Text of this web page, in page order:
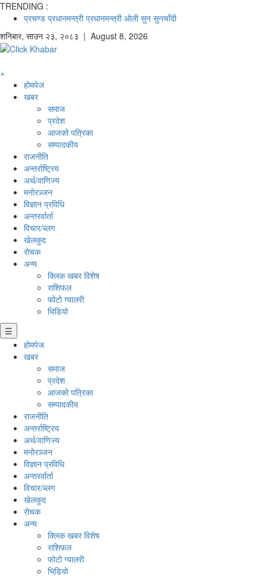
TRENDING :
प्रचण्ड प्रधानमन्त्री प्रधानमन्त्री ओली सुन सुनचाँदी
शनिबार, साउन २३, २०८३ | August 8, 2026
×
होमपेज
खबर
समाज
प्रदेश
आजको पत्रिका
सम्पादकीय
राजनीति
अन्तर्राष्ट्रिय
अर्थ/वाणिज्य
मनाेरञ्जन
विज्ञान प्रविधि
अन्तरर्वार्ता
विचार/ब्लग
खेलकुद
रोचक
अन्य
क्लिक खबर विशेष
राशिफल
फोटो ग्यालरी
भिडियो
☰
होमपेज
खबर
समाज
प्रदेश
आजको पत्रिका
सम्पादकीय
राजनीति
अन्तर्राष्ट्रिय
अर्थ/वाणिज्य
मनाेरञ्जन
विज्ञान प्रविधि
अन्तरर्वार्ता
विचार/ब्लग
खेलकुद
रोचक
अन्य
क्लिक खबर विशेष
राशिफल
फोटो ग्यालरी
भिडियो